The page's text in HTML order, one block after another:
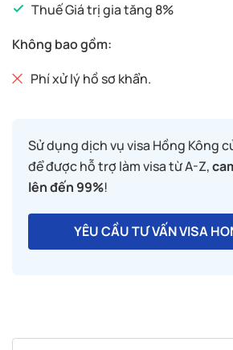
Thuế Giá trị gia tăng 8%
Không bao gồm:
Phí xử lý hồ sơ khẩn.
Sử dụng dịch vụ visa Hồng Kông
để được hỗ trợ làm visa từ A-Z,
lên đến 99%!
YÊU CẦU TƯ VẤN VISA